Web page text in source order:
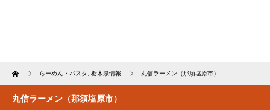
Home らーめん・パスタ 栃木県情報 丸信ラーメン（那須塩原市）
丸信ラーメン（那須塩原市）